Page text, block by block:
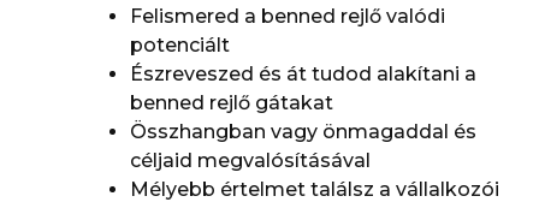
Felismered a benned rejlő valódi
potenciált
Észreveszed és át tudod alakítani a
benned rejlő gátakat
Összhangban vagy önmagaddal és
céljaid megvalósításával
Mélyebb értelmet találsz a vállalkozói